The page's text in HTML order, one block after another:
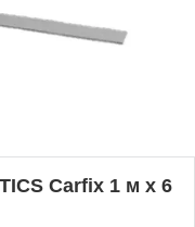
Carfix 1 м х 6